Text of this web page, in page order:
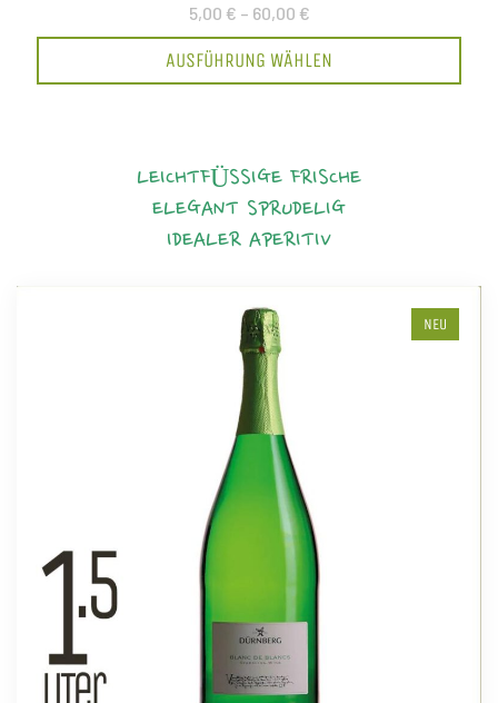
5,00 € – 60,00 €
AUSFÜHRUNG WÄHLEN
LEICHTFÜSSIGE FRISCHE
ELEGANT SPRUDELIG
IDEALER APERITIV
NEU